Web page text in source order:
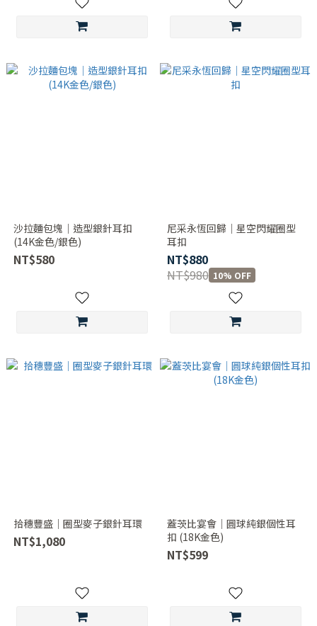
沙拉麵包塊｜造型銀針耳扣
(14K金色/銀色)
NT$580
尼采永恆回歸｜星空閃耀圈型
耳扣
NT$880
NT$980 10% OFF
拾穗豐盛｜圈型麥子銀針耳環
NT$1,080
蓋茨比宴會｜圓球純銀個性耳
扣 (18K金色)
NT$599